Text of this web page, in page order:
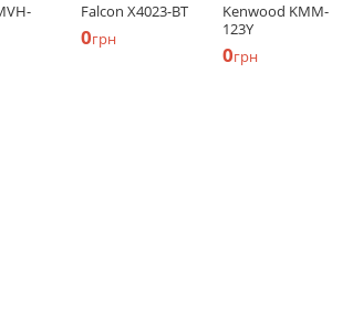
Falcon X4023-BT
0грн
Kenwood KMM-
123Y
0грн